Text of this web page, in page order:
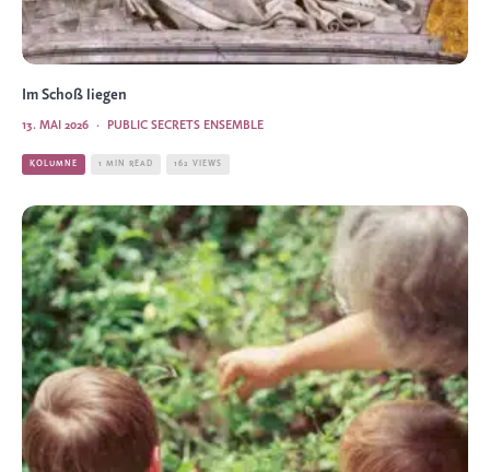
Im Schoß liegen
PUBLIC SECRETS ENSEMBLE
·
13. MAI 2026
KOLUMNE 1 MIN READ 162 VIEWS